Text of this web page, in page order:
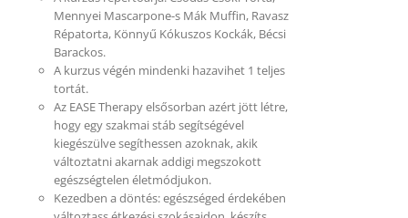
Mennyei Mascarpone-s Mák Muffin, Ravasz
Répatorta, Könnyű Kókuszos Kockák, Bécsi
Barackos.
A kurzus végén mindenki hazavihet 1 teljes
tortát.
Az EASE Therapy elsősorban azért jött létre,
hogy egy szakmai stáb segítségével
kiegészülve segíthessen azoknak, akik
változtatni akarnak addigi megszokott
egészségtelen életmódjukon.
Kezedben a döntés: egészséged érdekében